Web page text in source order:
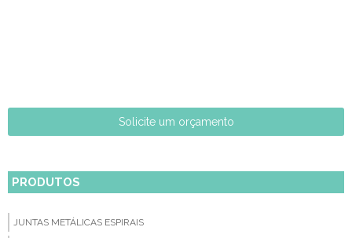
Solicite um orçamento
PRODUTOS
JUNTAS METÁLICAS ESPIRAIS